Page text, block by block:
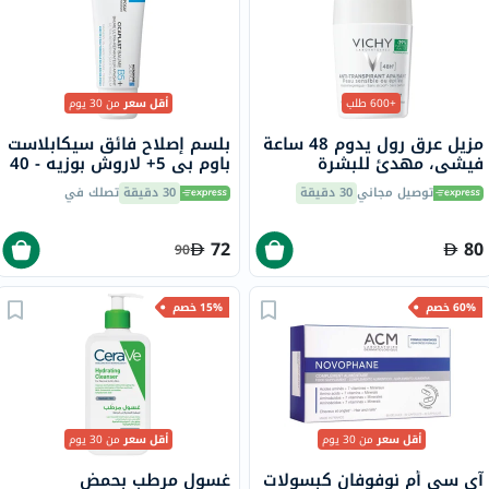
+600 طلب
مزيل عرق رول يدوم 48 ساعة
فيشي، مهدئ للبشرة
الحساسة، 50 ملتوصيل مجاني30 دقيقة
80
أقل سعرمن 30 يوم
بلسم إصلاح فائق سيكابلاست
باوم بي 5+ لاروش بوزيه - 40
مل 30 دقيقة تصلك في
72
90
60% خصم
أقل سعرمن 30 يوم
آي سي أم نوفوفان كبسولات
15% خصم
أقل سعرمن 30 يوم
غسول مرطب بحمض